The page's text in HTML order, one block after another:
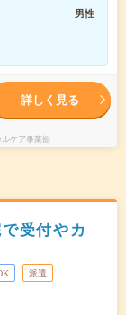
男性
詳しく見る
ケア事業部
受付やカ
派遣